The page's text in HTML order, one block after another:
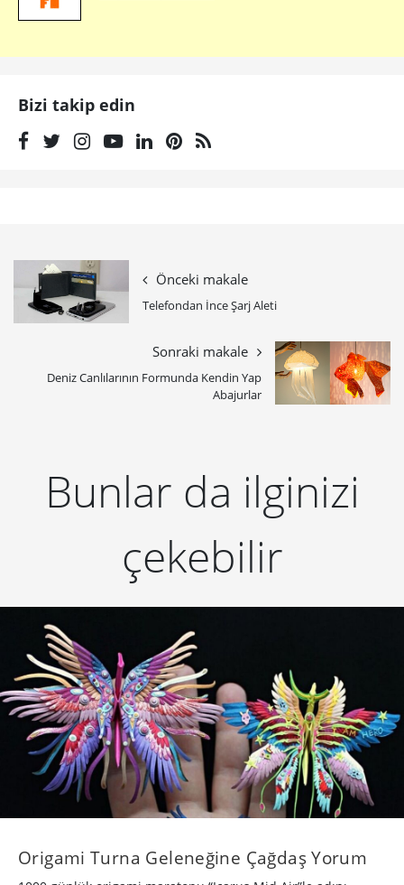
Bizi takip edin
Önceki makale
Telefondan İnce Şarj Aleti
Sonraki makale
Deniz Canlılarının Formunda Kendin Yap
Abajurlar
Bunlar da ilginizi
çekebilir
Origami Turna Geleneğine Çağdaş Yorum